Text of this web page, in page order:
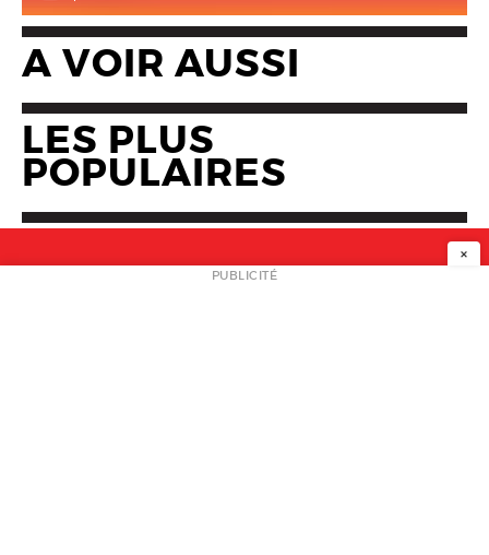
A VOIR AUSSI
LES PLUS
POPULAIRES
NEWSLETTER
×
PUBLICITÉ